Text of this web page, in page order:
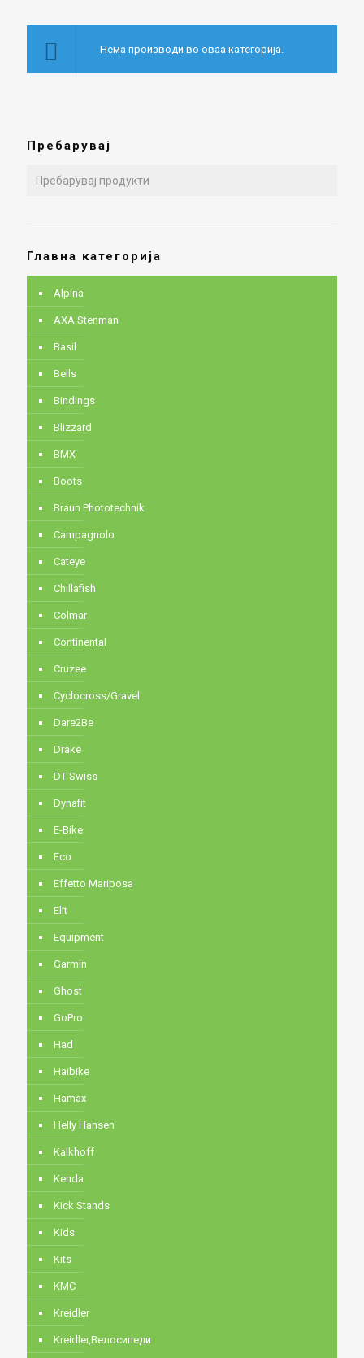
Нема производи во оваа категорија.
Пребарувај
Главна категорија
Alpina
AXA Stenman
Basil
Bells
Bindings
Blizzard
BMX
Boots
Braun Phototechnik
Campagnolo
Cateye
Chillafish
Colmar
Continental
Cruzee
Cyclocross/Gravel
Dare2Be
Drake
DT Swiss
Dynafit
E-Bike
Eco
Effetto Mariposa
Elit
Equipment
Garmin
Ghost
GoPro
Had
Haibike
Hamax
Helly Hansen
Kalkhoff
Kenda
Kick Stands
Kids
Kits
KMC
Kreidler
Kreidler,Велосипеди